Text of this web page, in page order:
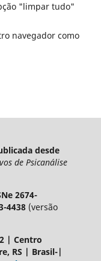
"limpar tudo"
navegador como
desde
de Psicanálise
2674-
4438 (versão
| Centro
RS | Brasil-|